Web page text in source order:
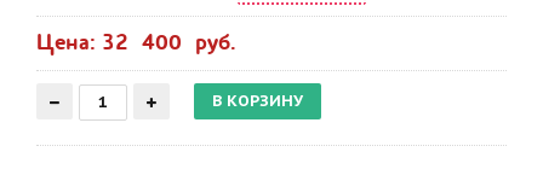
Цена: 32 400 руб.